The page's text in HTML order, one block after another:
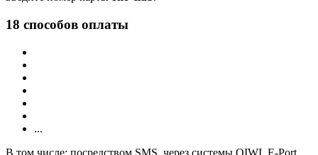
18 способов оплаты
...
В том числе: посредством SMS, через системы QIWI, E-Port,